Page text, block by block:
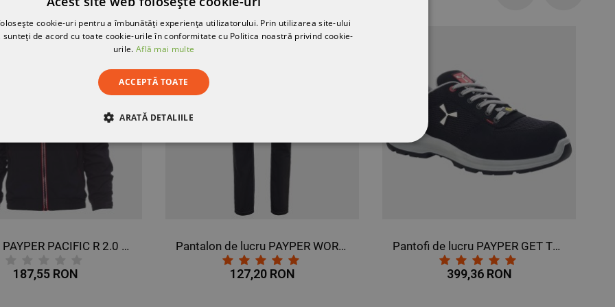
Jachetă PAYPER PACIFIC R 2.0 ALBASTRU MARIN
187,55 RON
Pantalon de lucru PAYPER WORKER NEGRU
127,20 RON
Pantofi de lucru PAYPER GET TEXFORCE LOW S1P
399,36 RON
cookie-uri pentru a îmbunătăți experiența utilizatorului. Prin utilizarea site-ului
sunteți de acord cu toate cookie-urile în conformitate cu Politica noastră privind cookie-
urile. Află mai multe
ACCEPTĂ TOATE
ARATĂ DETALIILE
DE PERFORMANȚĂ DE TARGETARE DE FUNCŢIONALITATE